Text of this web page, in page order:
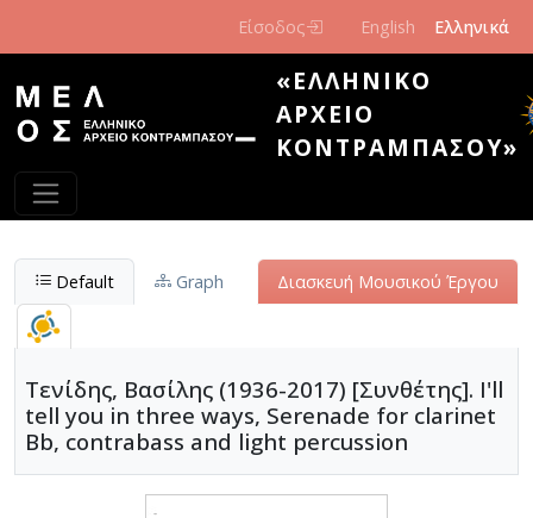
Είσοδος English Ελληνικά
«ΕΛΛΗΝΙΚΌ
ΑΡΧΕΊΟ
ΚΟΝΤΡΑΜΠΆΣΟΥ»
Default Graph Διασκευή Μουσικού Έργου
Τενίδης, Βασίλης (1936-2017) [Συνθέτης]. I'll
tell you in three ways, Serenade for clarinet
Bb, contrabass and light percussion